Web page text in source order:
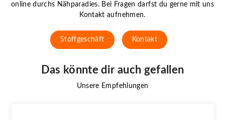
online durchs Nähparadies. Bei Fragen darfst du gerne mit uns
Kontakt aufnehmen.
Stoffgeschäft Kontakt
Das könnte dir auch gefallen
Unsere Empfehlungen